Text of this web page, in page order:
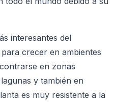
interesantes del
crecer en ambientes
en zonas
y también en
es muy resistente a la